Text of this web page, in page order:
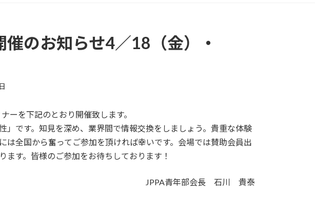
のお知らせ4／18（金）・
ーを下記のとおり開催致します。
」です。知見を深め、業界間で情報交換をしましょう。貴重な体験
は全国から奮ってご参加を頂ければ幸いです。会場では賛助会員出
ます。皆様のご参加をお待ちしております！
JPPA青年部会長 石川 貴泰